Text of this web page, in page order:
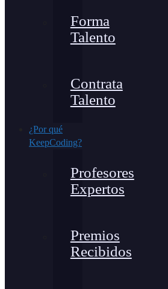
Forma
Talento
Contrata
Talento
¿Por qué
KeepCoding?
Profesores
Expertos
Premios
Recibidos